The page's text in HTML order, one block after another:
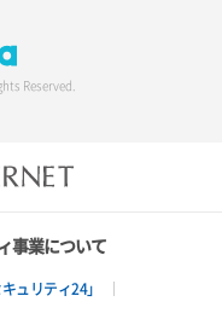
Reserved.
事業について
ュリティ24」